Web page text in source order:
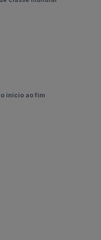
início ao fim